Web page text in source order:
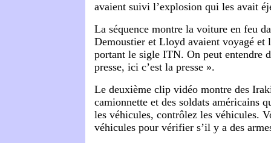
avaient suivi l’explosion qui les avait
La séquence montre la voiture en feu
Demoustier et Lloyd avaient voyagé et
portant le sigle ITN. On peut entendre
presse, ici c’est la presse ».
Le deuxième clip vidéo montre des
camionnette et des soldats américains
les véhicules, contrôlez les véhicules.
véhicules pour vérifier s’il y a des